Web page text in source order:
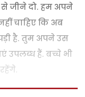
से जीने दो. हम अपने
चाहिए कि अब
है. तुम अपने उस
उपलब्ध हैं. बच्चे भी